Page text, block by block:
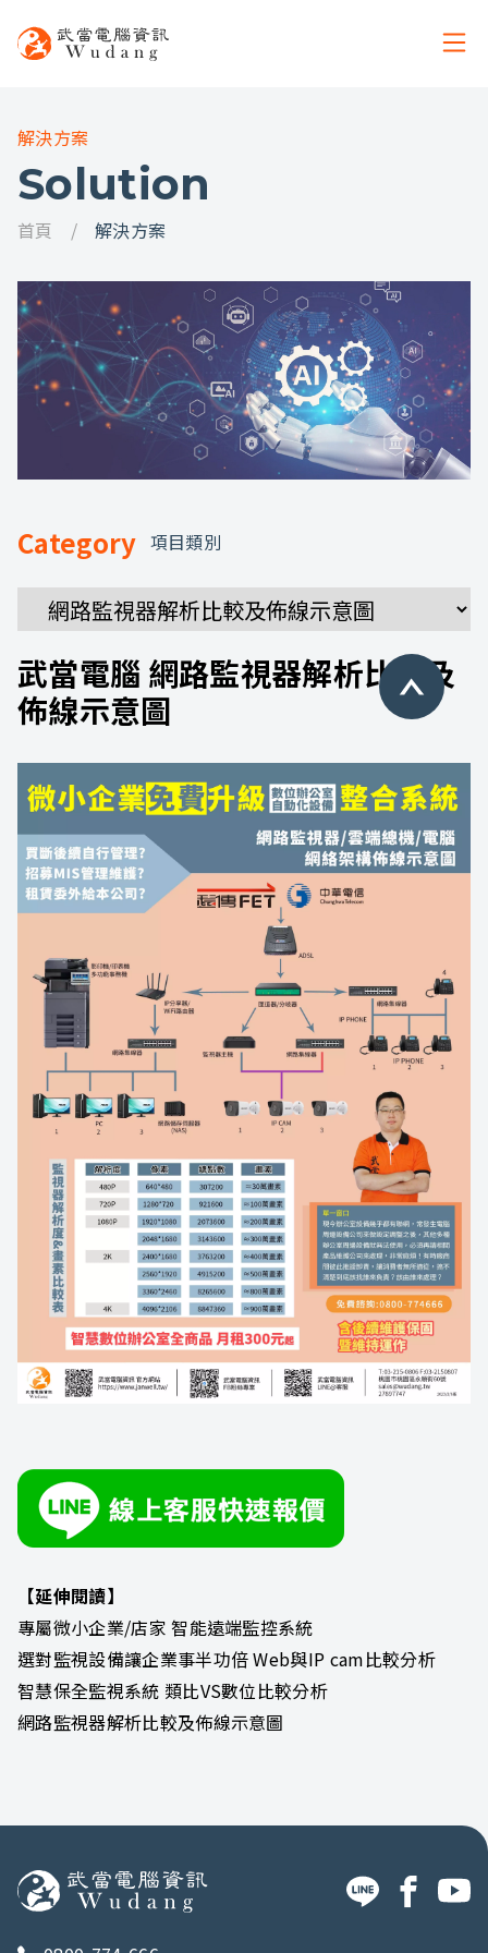
解決方案
Solution
首頁 解決方案
Category 項目類別
武當電腦 網路監視器解析比較及
佈線示意圖
【延伸閱讀】
專屬微小企業/店家 智能遠端監控系統
選對監視設備讓企業事半功倍 Web與IP cam比較分析
智慧保全監視系統 類比VS數位比較分析
網路監視器解析比較及佈線示意圖